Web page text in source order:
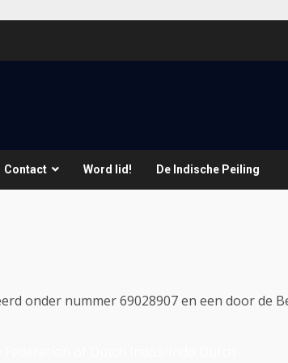
Contact Word lid! De Indische Peiling
onder nummer 69028907 en een door de